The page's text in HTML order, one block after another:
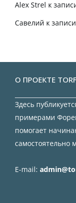
Alex Strel к
Савелий к записи
О ПРОЕКТЕ
Здесь
примерами
помогает
самостоятельно
E-mail: